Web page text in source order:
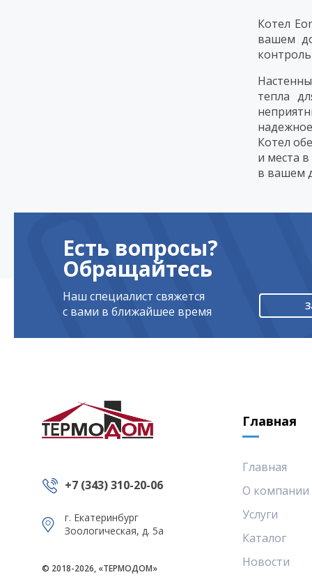
Котел
вашем
тепла
Котел
и места
в вашем
Есть вопросы?
Обращайтесь
Наш специалист свяжется
с вами в ближайшее время
Главная
+7 (343) 310-20-06
г. Екатеринбург
Зоологическая, д. 5а
© 2018-2026, «ТЕРМОДОМ»
Главная
О компании
Услуги
Каталог
Новости